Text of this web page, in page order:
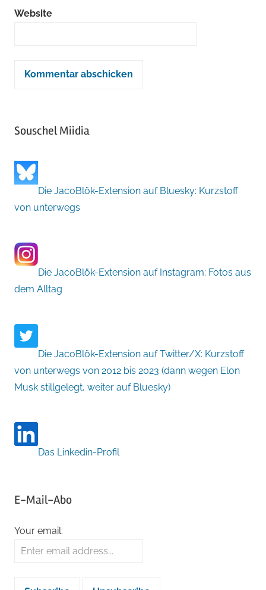
Website
Souschel Miidia
Die JacoBlök-Extension auf Bluesky: Kurzstoff
von unterwegs
Die JacoBlök-Extension auf Instagram: Fotos aus
dem Alltag
Die JacoBlök-Extension auf Twitter/X: Kurzstoff
von unterwegs von 2012 bis 2023 (dann wegen Elon
Musk stillgelegt, weiter auf Bluesky)
Das Linkedin-Profil
E-Mail-Abo
Your email: